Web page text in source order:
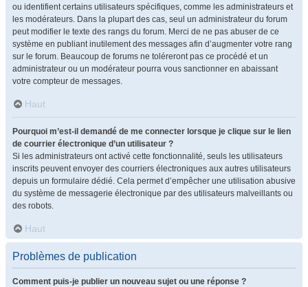
ou identifient certains utilisateurs spécifiques, comme les administrateurs et
les modérateurs. Dans la plupart des cas, seul un administrateur du forum
peut modifier le texte des rangs du forum. Merci de ne pas abuser de ce
système en publiant inutilement des messages afin d’augmenter votre rang
sur le forum. Beaucoup de forums ne toléreront pas ce procédé et un
administrateur ou un modérateur pourra vous sanctionner en abaissant
votre compteur de messages.
Haut
Pourquoi m’est-il demandé de me connecter lorsque je clique sur le lien
de courrier électronique d’un utilisateur ?
Si les administrateurs ont activé cette fonctionnalité, seuls les utilisateurs
inscrits peuvent envoyer des courriers électroniques aux autres utilisateurs
depuis un formulaire dédié. Cela permet d’empêcher une utilisation abusive
du système de messagerie électronique par des utilisateurs malveillants ou
des robots.
Haut
Problèmes de publication
Comment puis-je publier un nouveau sujet ou une réponse ?